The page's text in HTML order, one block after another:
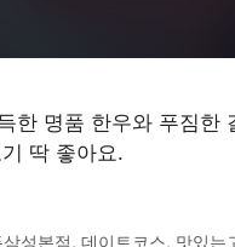
한 명품 한우와 푸짐한
딱 좋아요.
성본점,데이트코스, 맛있는